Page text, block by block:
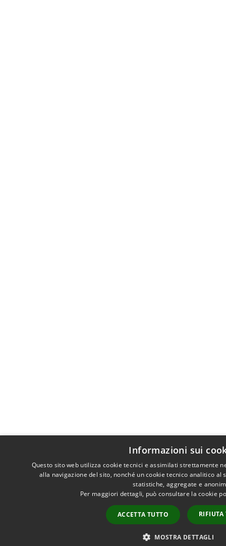
Informazioni sui
Questo sito web utilizza cookie tecnici e assimilati strettamente
alla navigazione del sito, nonché un cookie tecnico analitico
statistiche, aggregate e
Per maggiori dettagli, può consultare la cookie
ACCETTA TUTTO RIFIUTA
MOSTRA DETTAGLI